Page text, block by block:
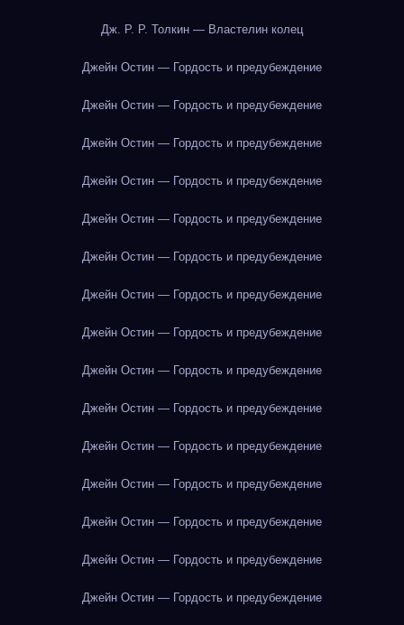
Дж. Р. Р. Толкин — Властелин колец
Джейн Остин — Гордость и предубеждение
Джейн Остин — Гордость и предубеждение
Джейн Остин — Гордость и предубеждение
Джейн Остин — Гордость и предубеждение
Джейн Остин — Гордость и предубеждение
Джейн Остин — Гордость и предубеждение
Джейн Остин — Гордость и предубеждение
Джейн Остин — Гордость и предубеждение
Джейн Остин — Гордость и предубеждение
Джейн Остин — Гордость и предубеждение
Джейн Остин — Гордость и предубеждение
Джейн Остин — Гордость и предубеждение
Джейн Остин — Гордость и предубеждение
Джейн Остин — Гордость и предубеждение
Джейн Остин — Гордость и предубеждение